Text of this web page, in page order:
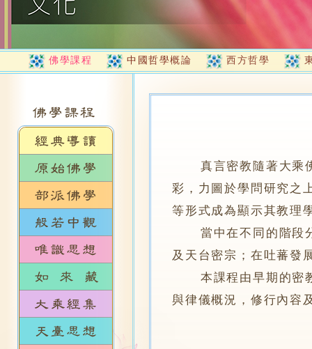
佛學課程 中國哲學概論 西方哲學
真言密教隨著大乘
彩，力圖於學問研究之
等形式成為顯示其教理
當中在不同的階段分
及天台密宗；在吐蕃發
本課程由早期的密教
與律儀概況，修行內容